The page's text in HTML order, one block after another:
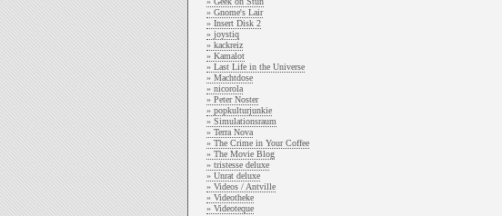
» Gnome's Lair
» Insert Disk 2
» joystiq
» kackreiz
» Kamalot
» Last Life in the Universe
» Machtdose
» nicorola
» Peter Noster
» popkulturjunkie
» Simulationsraum
» Terra Nova
» The Crime in Your Coffee
» The Movie Blog
» tristesse deluxe
» Unrat deluxe
» Videos / Antville
» Videotheke
» Videoteque